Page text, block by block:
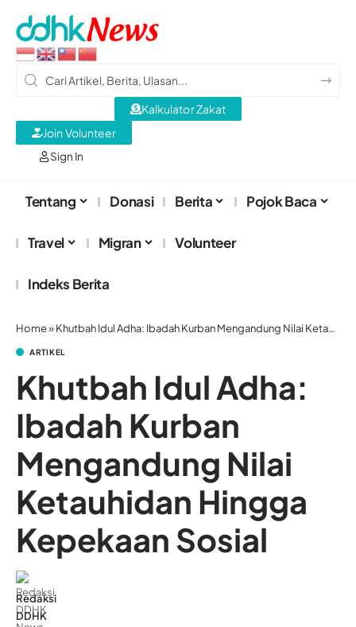
Sign In
Kalkulator Zakat
Join Volunteer
Tentang Donasi Berita Pojok Baca
Travel Migran Volunteer
Indeks Berita
Home»Khutbah Idul Adha: Ibadah Kurban Mengandung Nilai Ketauhidan Hingga Kepekaan Sosial
ARTIKEL
Khutbah Idul Adha:
Ibadah Kurban
Mengandung Nilai
Ketauhidan Hingga
Kepekaan Sosial
Redaksi
DDHK